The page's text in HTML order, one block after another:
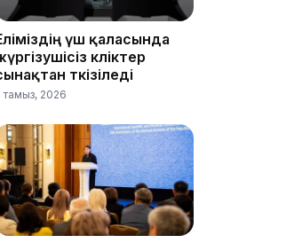
үш қаласында
көліктер
өткізіледі
тамыз, 2026